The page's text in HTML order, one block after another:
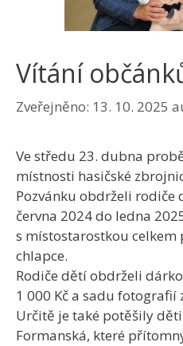
Vítání
Zveřejněno: 13. 10. 2025
Ve středu 23. dubna
místnosti hasičské
Pozvánku obdrželi rodiče
června 2024 do ledna
s místostarostkou
chlapce.
Rodiče dětí obdrželi
1 000 Kč a sadu fotografií
Určitě je také potěšily
Formanská, které